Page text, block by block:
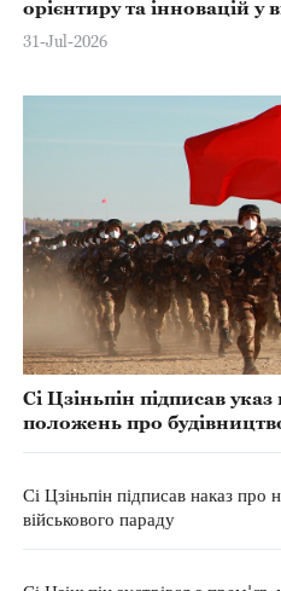
орієнтиру та інновацій у
31-Jul-2026
Сі Цзіньпін підписав
положень про
Сі Цзіньпін підписав наказ про
військового параду